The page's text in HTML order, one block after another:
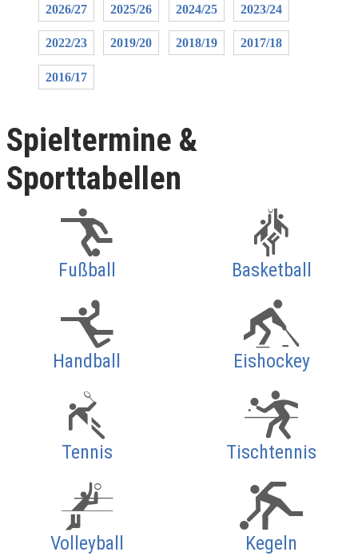
2026/27 2025/26 2024/25 2023/24
2022/23 2019/20 2018/19 2017/18
2016/17
Spieltermine &
Sporttabellen
Fußball Basketball
Handball Eishockey
Tennis Tischtennis
Volleyball Kegeln